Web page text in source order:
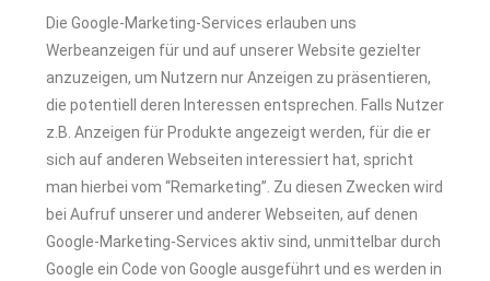
Die Google-Marketing-Services erlauben uns
Werbeanzeigen für und auf unserer Website gezielter
anzuzeigen, um Nutzern nur Anzeigen zu präsentieren,
die potentiell deren Interessen entsprechen. Falls Nutzer
z.B. Anzeigen für Produkte angezeigt werden, für die er
sich auf anderen Webseiten interessiert hat, spricht
man hierbei vom “Remarketing”. Zu diesen Zwecken wird
bei Aufruf unserer und anderer Webseiten, auf denen
Google-Marketing-Services aktiv sind, unmittelbar durch
Google ein Code von Google ausgeführt und es werden in